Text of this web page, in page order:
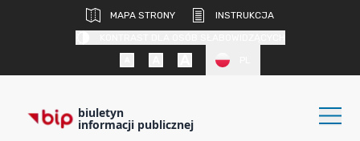
MAPA STRONY
INSTRUKCJA
biuletyn
informacji publicznej